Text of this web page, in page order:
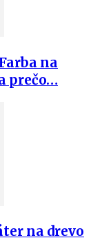
na
prečo…
na drevo